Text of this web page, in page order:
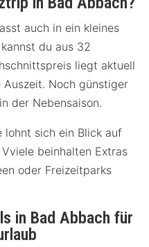
auch in ein kleines
du aus 32
liegt aktuell
Noch günstiger
der Nebensaison.
lohnt sich ein Blick auf
beinhalten Extras
oder Freizeitparks
in Bad Abbach für